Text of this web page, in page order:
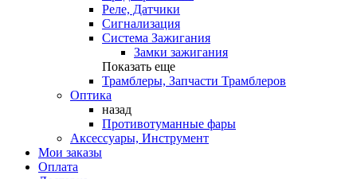
Реле, Датчики
Сигнализация
Система Зажигания
Замки зажигания
Показать еще
Трамблеры, Запчасти Трамблеров
Оптика
назад
Противотуманные фары
Аксессуары, Инструмент
Мои заказы
Оплата